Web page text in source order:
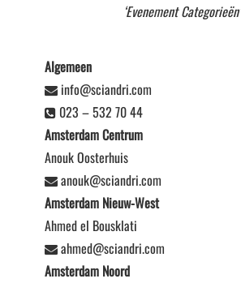
‘Evenement Categorieën’
Algemeen
info@sciandri.com
023 – 532 70 44
Amsterdam Centrum
Anouk Oosterhuis
anouk@sciandri.com
Amsterdam Nieuw-West
Ahmed el Bousklati
ahmed@sciandri.com
Amsterdam Noord